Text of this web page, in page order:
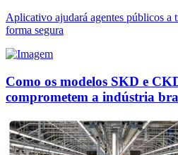
Aplicativo ajudará agentes públicos a
forma segura
Como os modelos SKD e
comprometem a indústria